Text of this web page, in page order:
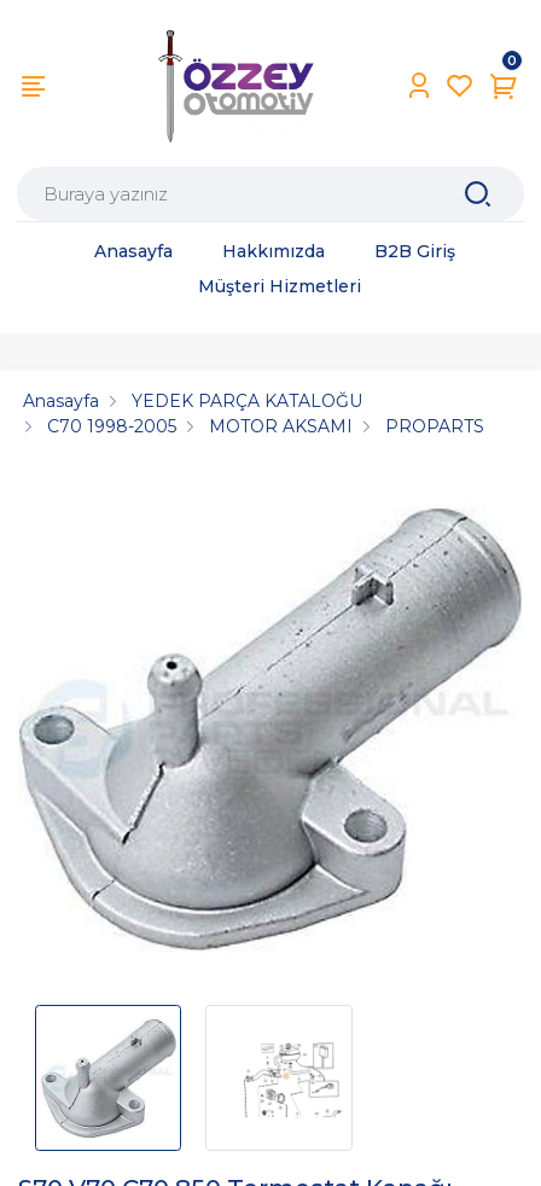
0
Anasayfa Hakkımızda
B2B Giriş
Müşteri Hizmetleri
Anasayfa
YEDEK PARÇA KATALOĞU
C70 1998-2005
MOTOR AKSAMI PROPARTS